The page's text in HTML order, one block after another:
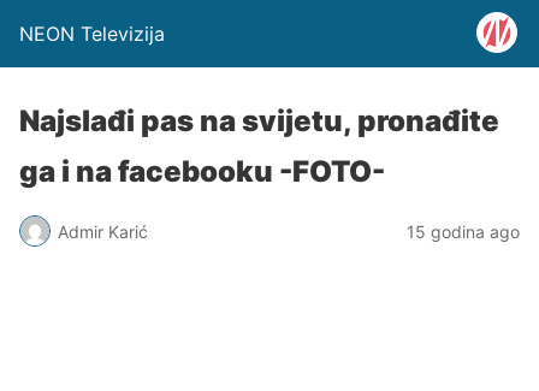
NEON Televizija
Najslađi pas na svijetu, pronađite
ga i na facebooku -FOTO-
Admir Karić 15 godina ago